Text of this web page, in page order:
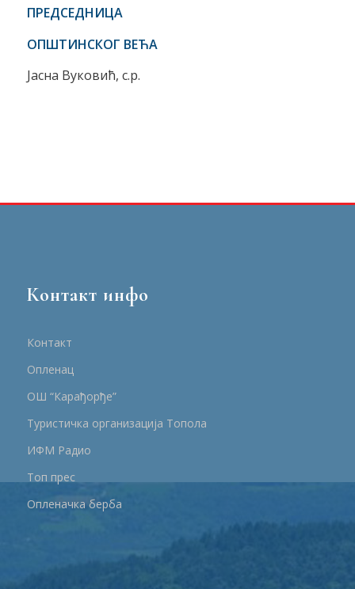
ПРЕДСЕДНИЦА
ОПШТИНСКОГ ВЕЋА
Јасна Вуковић, с.р.
Контакт инфо
Контакт
Опленац
ОШ “Карађорђе”
Туристичка организација Топола
ИФМ Радио
Топ прес
Опленачка берба